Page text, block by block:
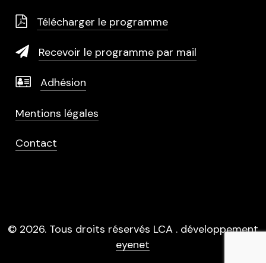
Télécharger le programme
Recevoir le programme par mail
Adhésion
Mentions légales
Contact
© 2026. Tous droits réservés LCA . développement
eyenet